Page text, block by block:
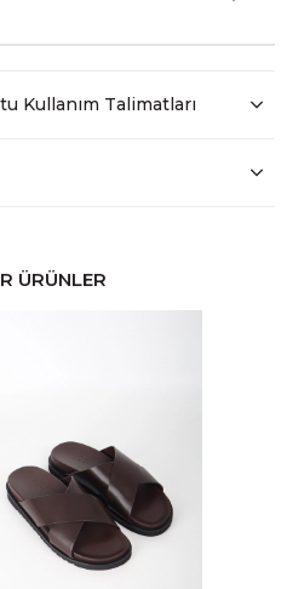
Kullanım Talimatları
ÜRÜNLER